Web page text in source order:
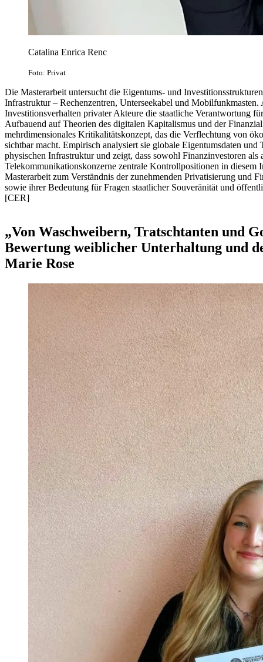
Catalina Enrica Renc
Foto: Privat
Die Masterarbeit untersucht die Eigentums- und
Infrastruktur – Rechenzentren, Unterseekabel und Mobilfunkmasten.
Investitionsverhalten privater Akteure die staatliche Verantwortung
Aufbauend auf Theorien des digitalen Kapitalismus und der
mehrdimensionales Kritikalitätskonzept, das die Verflechtung von
sichtbar macht. Empirisch analysiert sie globale Eigentumsdaten
physischen Infrastruktur und zeigt, dass sowohl Finanzinvestoren
Telekommunikationskonzerne zentrale Kontrollpositionen in diesem
Masterarbeit zum Verständnis der zunehmenden Privatisierung und
sowie ihrer Bedeutung für Fragen staatlicher Souveränität und
[CER]
„Von Waschweibern, Tratschtanten und
Bewertung weiblicher Unterhaltung und
Marie Rose